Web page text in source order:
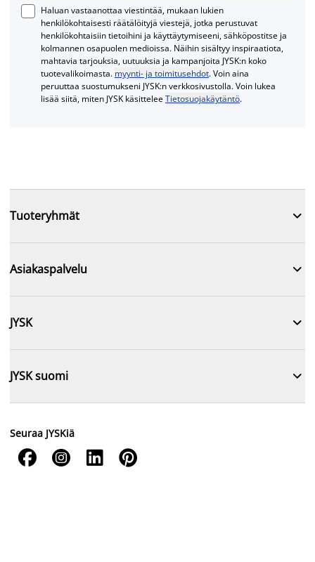
Haluan vastaanottaa viestintää, mukaan lukien
henkilökohtaisesti räätälöityjä viestejä, jotka perustuvat
henkilökohtaisiin tietoihini ja käyttäytymiseeni, sähköpostitse ja
kolmannen osapuolen medioissa. Näihin sisältyy inspiraatiota,
mahtavia tarjouksia, uutuuksia ja kampanjoita JYSK:n koko
tuotevalikoimasta. myynti- ja toimitusehdot. Voin aina
peruuttaa suostumukseni JYSK:n verkkosivustolla. Voin lukea
lisää siitä, miten JYSK käsitteleeTietosuojakäytäntö.
Tuoteryhmät 
Asiakaspalvelu 
JYSK 
JYSK suomi 
Seuraa JYSKiä
   